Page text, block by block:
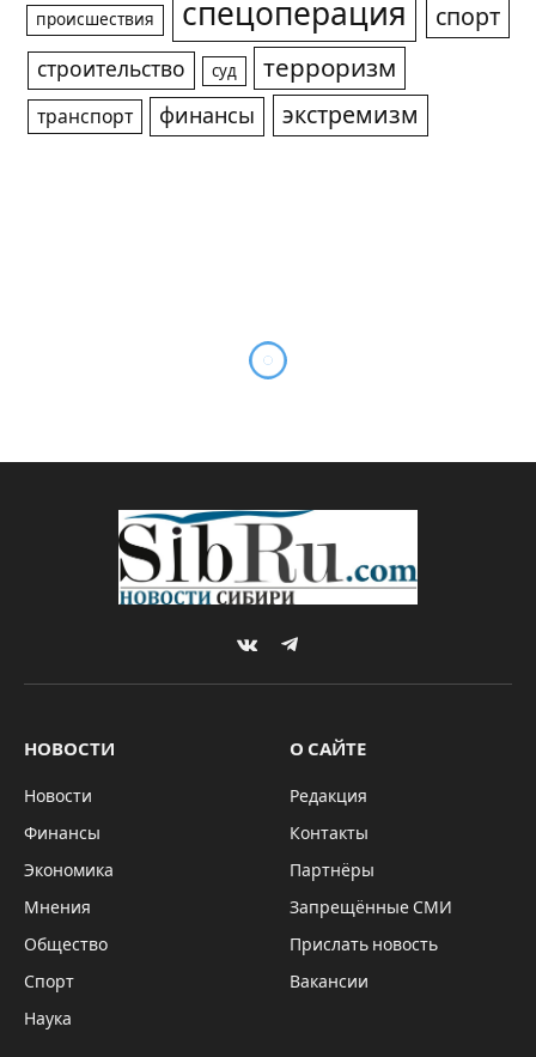
происшествия спецоперация спорт
строительство суд терроризм
транспорт финансы экстремизм
VKontakteTelegram
НОВОСТИ
Новости
Финансы
Экономика
Мнения
Общество
Спорт
Наука
О САЙТЕ
Редакция
Контакты
Партнёры
Запрещённые СМИ
Прислать новость
Вакансии